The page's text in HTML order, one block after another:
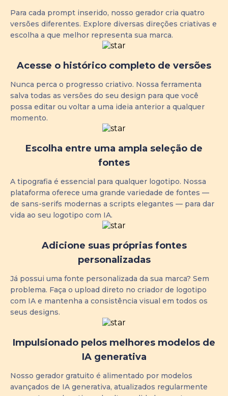
Para cada prompt inserido, nosso gerador cria quatro
versões diferentes. Explore diversas direções criativas e
escolha a que melhor representa sua marca.
Acesse o histórico completo de versões
Nunca perca o progresso criativo. Nossa ferramenta
salva todas as versões do seu design para que você
possa editar ou voltar a uma ideia anterior a qualquer
momento.
Escolha entre uma ampla seleção de
fontes
A tipografia é essencial para qualquer logotipo. Nossa
plataforma oferece uma grande variedade de fontes —
de sans-serifs modernas a scripts elegantes — para dar
vida ao seu logotipo com IA.
Adicione suas próprias fontes
personalizadas
Já possui uma fonte personalizada da sua marca? Sem
problema. Faça o upload direto no criador de logotipo
com IA e mantenha a consistência visual em todos os
seus designs.
Impulsionado pelos melhores modelos de
IA generativa
Nosso gerador gratuito é alimentado por modelos
avançados de IA generativa, atualizados regularmente